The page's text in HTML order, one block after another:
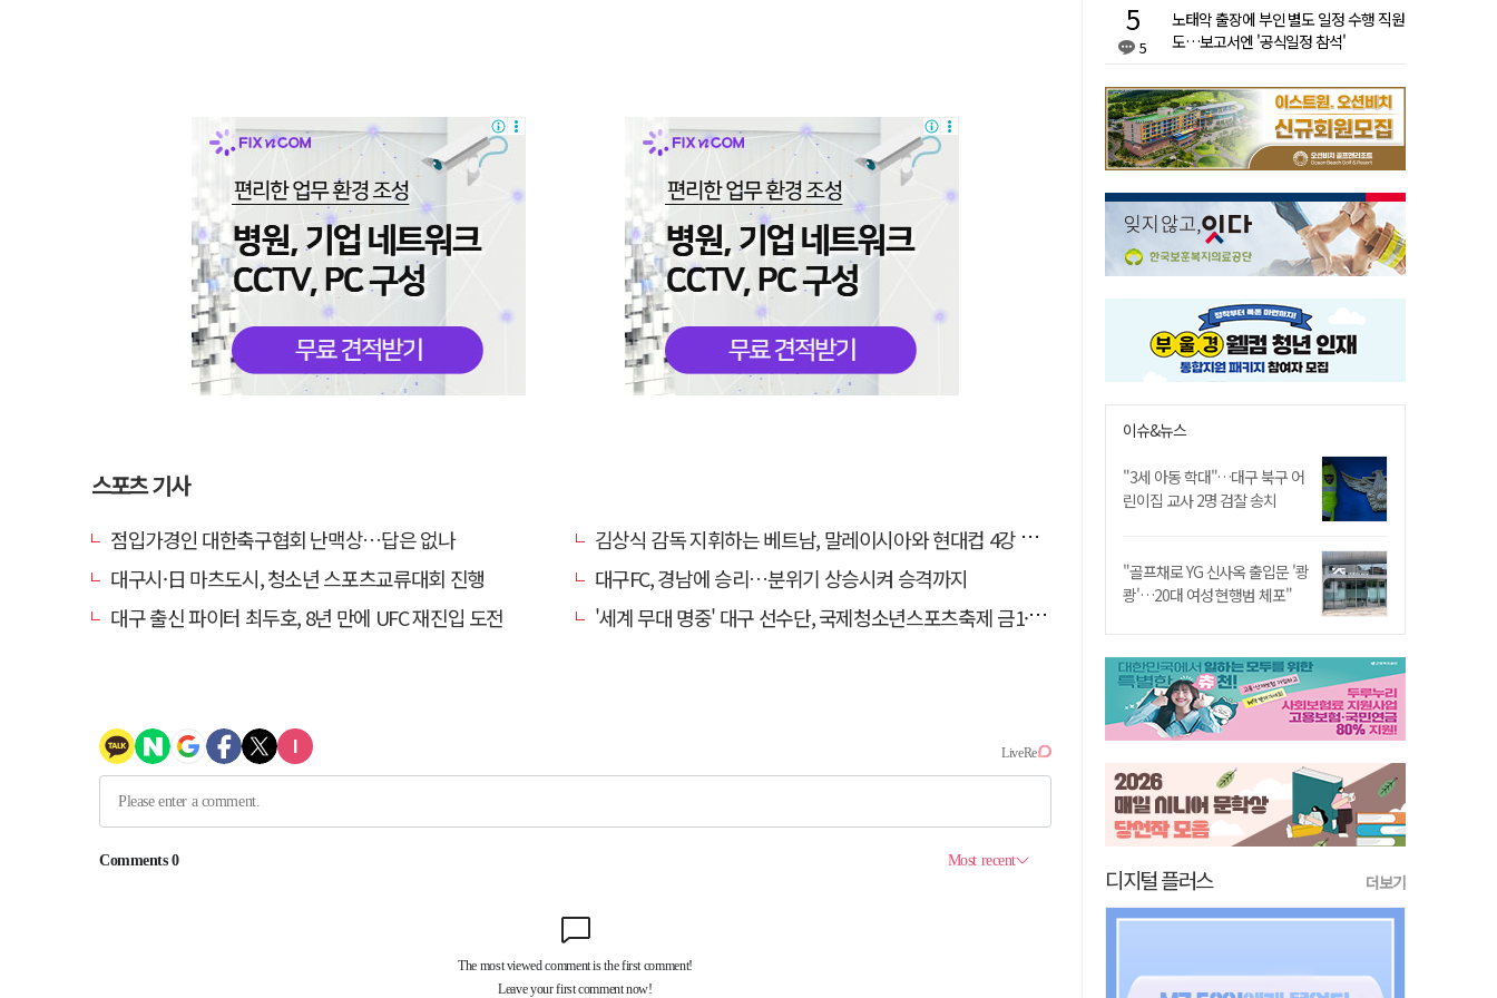
스포츠 기사
점입가경인 대한축구협회 난맥상…답은 없나
김상식 감독 지휘하는 베트남, 말레이시아와 현대컵 4강 격돌
대구시·日 마츠도시, 청소년 스포츠교류대회 진행
대구FC, 경남에 승리…분위기 상승시켜 승격까지
대구 출신 파이터 최두호, 8년 만에 UFC 재진입 도전
'세계 무대 명중' 대구 선수단, 국제청소년스포츠축제 금1·동4개
5
노태악 출장에 부인 별도 일정 수행 직원
도…보고서엔 '공식일정 참석'
이슈&뉴스
"3세 아동 학대"…대구 북구 어
린이집 교사 2명 검찰 송치
"골프채로 YG 신사옥 출입문 '쾅
쾅'…20대 여성 현행범 체포"
디지털 플러스 더보기